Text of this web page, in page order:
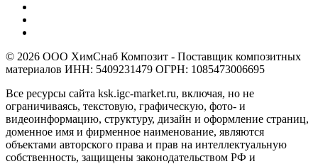
© 2026 ООО ХимСнаб Композит - Поставщик композитных
материалов ИНН: 5409231479 ОГРН: 1085473006695
Все ресурсы сайта ksk.igc-market.ru, включая, но не
ограничиваясь, текстовую, графическую, фото- и
видеоинформацию, структуру, дизайн и оформление страниц,
доменное имя и фирменное наименование, являются
объектами авторского права и прав на интеллектуальную
собственность, защищены законодательством РФ и